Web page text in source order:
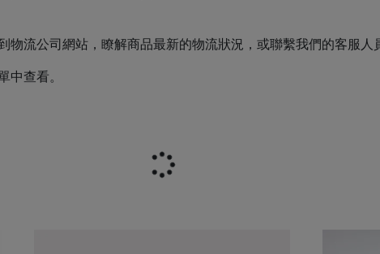
流公司網站，瞭解商品最新的物流狀況，或聯繫我們的客服人
中查看。